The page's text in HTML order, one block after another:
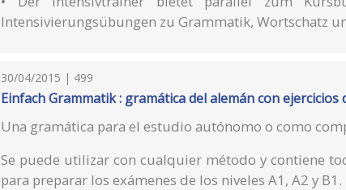
Intensivierungsübungen zu Grammatik, Wortschatz
30/04/2015 | 499
Einfach Grammatik : gramática del alemán con ejercicios
Una gramática para el estudio autónomo o como
Se puede utilizar con cualquier método y contiene
para preparar los exámenes de los niveles A1, A2 y B1.